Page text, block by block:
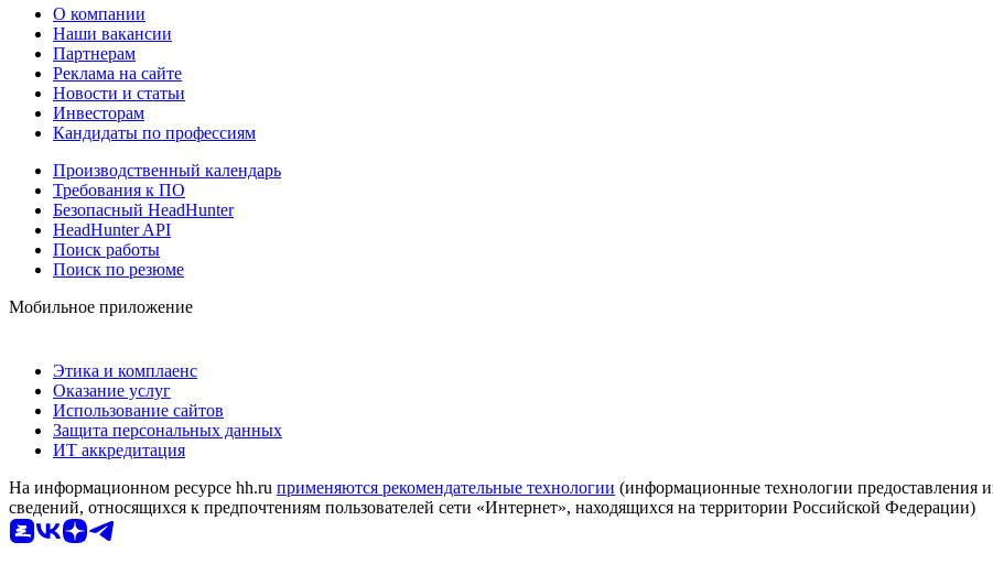
О компании
Наши вакансии
Партнерам
Реклама на сайте
Новости и статьи
Инвесторам
Кандидаты по профессиям
Производственный календарь
Требования к ПО
Безопасный HeadHunter
HeadHunter API
Поиск работы
Поиск по резюме
Мобильное приложение
Этика и комплаенс
Оказание услуг
Использование сайтов
Защита персональных данных
ИТ аккредитация
На информационном ресурсе hh.ru применяются рекомендательные технологии (информационные технологии предоставления
сведений, относящихся к предпочтениям пользователей сети «Интернет», находящихся на территории Российской Федерации)